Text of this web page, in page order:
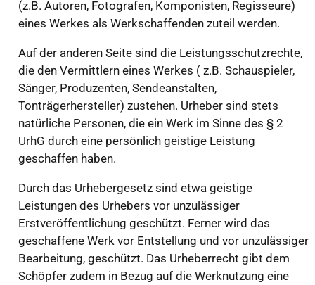
(z.B. Autoren, Fotografen, Komponisten, Regisseure)
eines Werkes als Werkschaffenden zuteil werden.
Auf der anderen Seite sind die Leistungsschutzrechte,
die den Vermittlern eines Werkes ( z.B. Schauspieler,
Sänger, Produzenten, Sendeanstalten,
Tonträgerhersteller) zustehen. Urheber sind stets
natürliche Personen, die ein Werk im Sinne des § 2
UrhG durch eine persönlich geistige Leistung
geschaffen haben.
Durch das Urhebergesetz sind etwa geistige
Leistungen des Urhebers vor unzulässiger
Erstveröffentlichung geschützt. Ferner wird das
geschaffene Werk vor Entstellung und vor unzulässiger
Bearbeitung, geschützt. Das Urheberrecht gibt dem
Schöpfer zudem in Bezug auf die Werknutzung eine